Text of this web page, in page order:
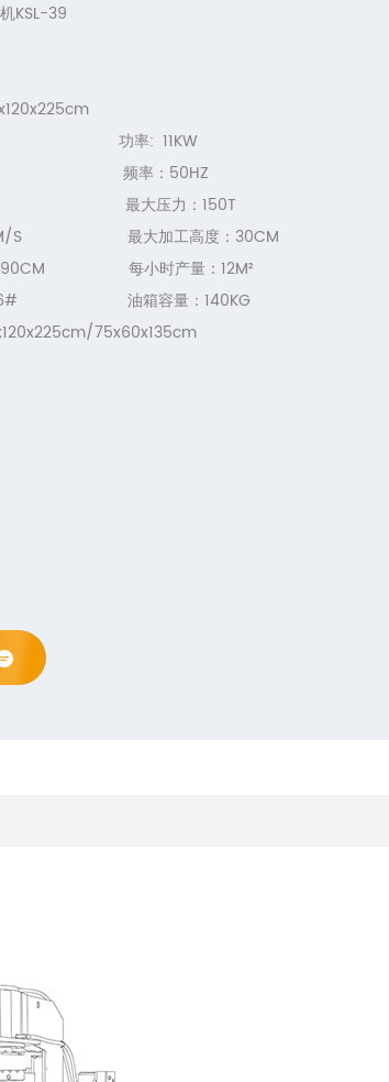
KSL-39
功率: 11KW
频率：50HZ
M 最大压力：150T
S 最大加工高度：30CM
：90CM 每小时产量：12M²
46# 油箱容量：140KG
75x60x135cm